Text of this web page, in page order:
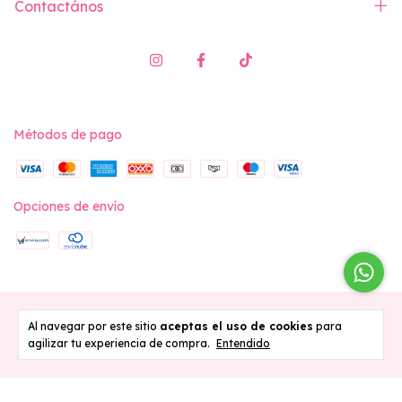
Al navegar por este sitio aceptas el uso de cookies para
agilizar tu experiencia de compra. Entendido
Contactános
Métodos de pago
Opciones de envío
Copyright Vita Swimwear - 2026. Todos los derechos reservados.